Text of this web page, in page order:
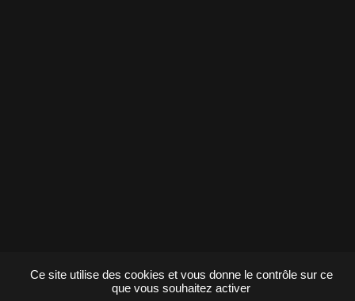
Ce site utilise des cookies et vous donne le contrôle sur ce
que vous souhaitez activer